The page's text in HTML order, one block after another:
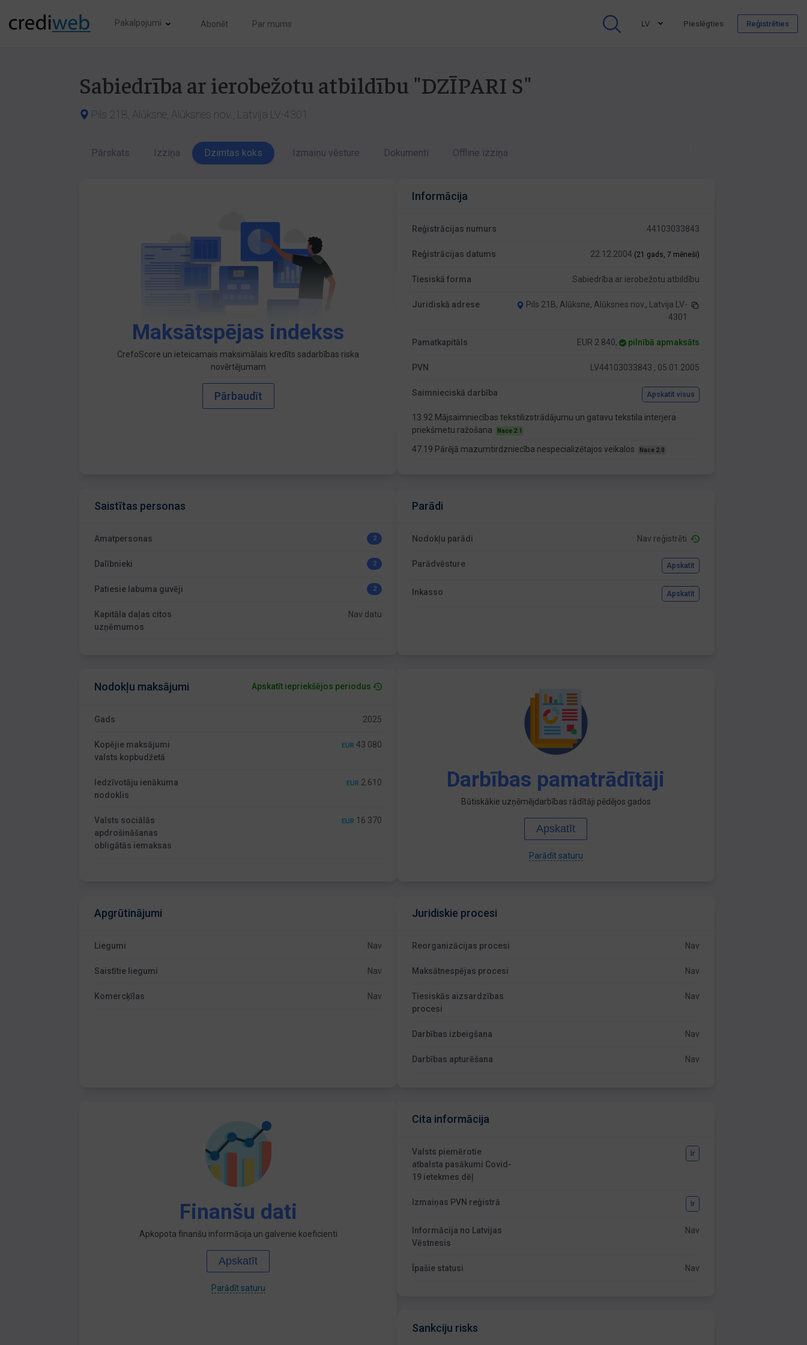
Pakalpojumi Abonēt Par mums LV Pieslēgties Reģistrēties
Sabiedrība ar ierobežotu atbildību "DZĪPARI S"
Pils 21B, Alūksne, Alūksnes nov., Latvija LV-4301
Pārskats Izziņa Dzimtas koks Izmaiņu vēsture Dokumenti Offline izziņa
Maksātspējas indekss
CrefoScore un ieteicamais maksimālais kredīts sadarbības riska
novērtējumam
Pārbaudīt
Informācija
Reģistrācijas numurs 44103033843
Reģistrācijas datums 22.12.2004 (21 gads, 7 mēneši)
Tiesiskā forma Sabiedrība ar ierobežotu atbildību
Juridiskā adrese
Pils 21B, Alūksne, Alūksnes nov., Latvija LV-
4301
Pamatkapitāls EUR 2 840, pilnībā apmaksāts
PVN LV44103033843 , 05.01.2005
Saimnieciskā darbība Apskatīt visus
13.92 Mājsaimniecības tekstilizstrādājumu un gatavu tekstila interjera
priekšmetu ražošana
Nace 2.1
47.19 Pārējā mazumtirdzniecība nespecializētajos veikalos Nace 2.0
Saistītas personas
Amatpersonas 2
Dalībnieki 2
Patiesie labuma guvēji 2
Kapitāla daļas citos
uzņēmumos
Nav datu
Parādi
Nodokļu parādi Nav reģistrēti
Parādvēsture Apskatīt
Inkasso Apskatīt
Nodokļu maksājumi Apskatīt iepriekšējos periodus
Gads 2025
Kopējie maksājumi
valsts kopbudžetā
EUR 43 080
Iedzīvotāju ienākuma
nodoklis
EUR 2 610
Valsts sociālās
apdrošināšanas
obligātās iemaksas
EUR 16 370
Darbības pamatrādītāji
Būtiskākie uzņēmējdarbības rādītāji pēdējos gados
Apskatīt
Parādīt saturu
Apgrūtinājumi
Liegumi Nav
Saistītie liegumi Nav
Komercķīlas Nav
Juridiskie procesi
Reorganizācijas procesi Nav
Maksātnespējas procesi Nav
Tiesiskās aizsardzības
procesi
Nav
Darbības izbeigšana Nav
Darbības apturēšana Nav
Finanšu dati
Apkopota finanšu informācija un galvenie koeficienti
Apskatīt
Parādīt saturu
Cita informācija
Valsts piemērotie
atbalsta pasākumi Covid-
19 ietekmes dēļ
Ir
Izmaiņas PVN reģistrā Ir
Informācija no Latvijas
Vēstnesis
Nav
Īpašie statusi Nav
Sankciju risks